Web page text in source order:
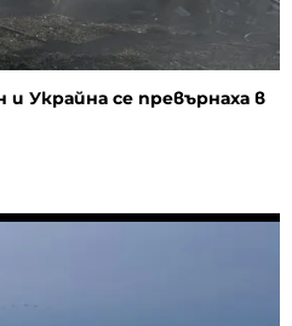
Украйна се превърнаха в